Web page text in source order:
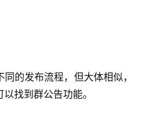
的发布流程，但大体相似，
找到群公告功能。